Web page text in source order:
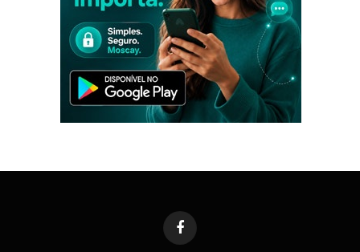
Facebook